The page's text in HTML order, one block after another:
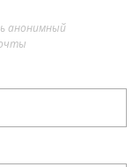
анонимный